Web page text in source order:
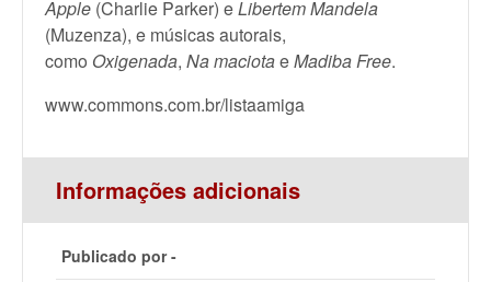
Apple (Charlie Parker) eLibertem Mandela
(Muzenza), e músicas autorais,
como Oxigenada, Na maciotaeMadiba Free.
www.commons.com.br/listaamiga
Informações adicionais
Publicado por -